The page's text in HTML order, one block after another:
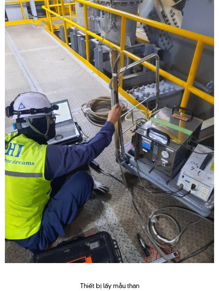
Thiết bị lấy mẫu than